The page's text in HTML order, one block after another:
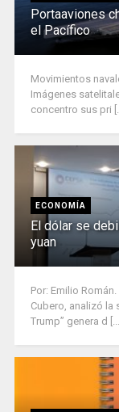
Portaaviones
el Pacífico
Movimientos
Imágenes
concentro sus pri
ECONOMÍA
El dólar se
yuan
Por: Emilio
Cubero, analizó la
Trump” genera d [...]